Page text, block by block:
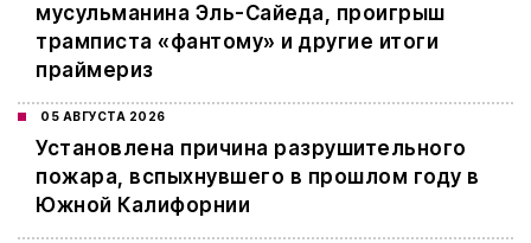
мусульманина Эль-Сайеда, проигрыш
трамписта «фантому» и другие итоги
праймериз
05 АВГУСТА 2026
Установлена причина разрушительного
пожара, вспыхнувшего в прошлом году в
Южной Калифорнии